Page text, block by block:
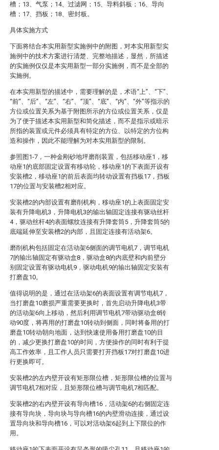
槽；13、气泵；14、过滤网；15、导料斜板；16、导向
槽；17、挡板；18、密封板。
具体实施方式
下面将结合本实用新型实施例中的附图，对本实用新型实
施例中的技术方案进行清楚、完整地描述，显然，所描述
的实施例仅仅是本实用新型一部分实施例，而不是全部的
实施例。
在本实用新型的描述中，需要理解的是，术语“上”、“下”、
“前”、“后”、“左”、“右”、“顶”、“底”、“内”、“外”等指示的
方位或位置关系为基于附图所示的方位或位置关系，仅是
为了便于描述本实用新型和简化描述，而不是指示或暗示
所指的装置或元件必须具有特定的方位、以特定的方位构
造和操作，因此不能理解为对本实用新型的限制。
参照图1-7，一种金刚砂地坪磨削装置，包括移动座1，移
动座1的底部固定设置有移动轮，移动座1的下表面开设有
安装槽2，移动座1的前后表面均转动设置有挡板17，挡板
17的位置与安装槽2相对应。
安装槽2的内部设置有磨削机构，移动座1的上表面固定安
装有升降电机3，升降电机3的输出轴固定连接有驱动丝杆
4，驱动丝杆4的表面螺纹连接有升降套筒5，升降套筒5的
底端延伸至安装槽2的内部，且固定连接有活动架6。
磨削机构包括固定在活动架6侧面的调节电机7，调节电机
7的输出轴固定有驱动盒8，驱动盒8的内底壁和内前壁分
别固定设置有驱动电机9，驱动电机9的输出轴固定安装有
打磨盘10。
值得说明的是，通过在活动架6的表面设置有调节电机7，
当打磨盘10磨损严重需要更换时，首先启动升降电机3带
的活动架6向上移动，然后利用调节电机7带动驱动盒8转
动90度，将再用的打磨盘10转动到侧面，同时将备用的打
磨盘10转动朝向地面，达到快速使用备用打磨盘10的目
的，减少更换打磨盘10的时间，方便操作的同时有利于提
高工作效率，且工作人员只需要打开挡板17对打磨盘10进
行更换即可。
安装槽2的左内壁开设有矩形限位槽，矩形限位槽的位置与
调节电机7相对应，且矩形限位槽与调节电机7相匹配。
安装槽2的右内壁开设有导向槽16，活动架6的右侧固定连
接有导向块，导向块与导向槽16的内壁滑动连接，通过设
置导向块和导向槽16，可以对活动架6起到上下限位的作
用。